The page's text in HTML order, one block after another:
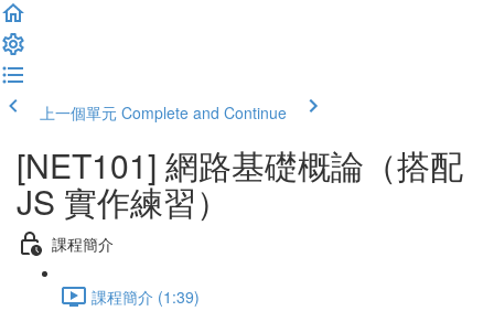
上一個單元 Complete and Continue
[NET101] 網路基礎概論（搭配
JS 實作練習）
課程簡介
課程簡介 (1:39)